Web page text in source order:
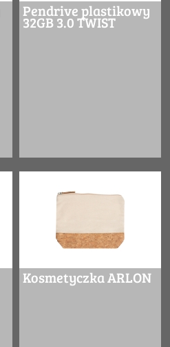
Pendrive plastikowy
32GB 3.0 TWIST
Kosmetyczka ARLON